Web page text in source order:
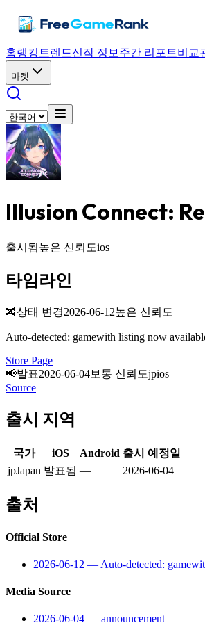
홈랭킹 트렌드신작 정보 주간 리포트비교
마켓
Illusion Connect: Re
출시됨높은 신뢰도ios
타임라인
🔀상태 변경2026-06-12높은 신뢰도
Auto-detected: gamewith listing now
Store Page
📢발표2026-06-04보통 신뢰도jpios
Source
출시 지역
국가 iOS Android 출시 예정일
jpJapan 발표됨 — 2026-06-04
출처
Official Store
2026-06-12 — Auto-detected:
Media Source
2026-06-04 — announcement